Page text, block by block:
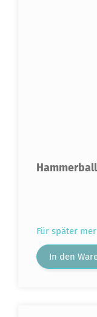
Für später
In den